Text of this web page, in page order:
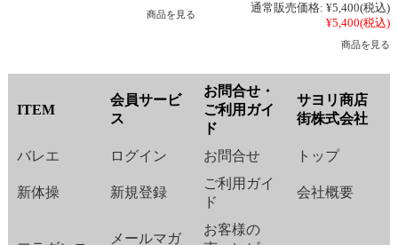
商品を見る 通常販売価格: ¥5,400(税込)
¥5,400(税込)
商品を見る
ITEM
会員サービ
ス
お問合せ・
ご利用ガイ
ド
サヨリ商店
街株式会社
バレエ ログイン お問合せ トップ
新体操 新規登録
ご利用ガイ
ド
会社概要
メールマガ
お客様の